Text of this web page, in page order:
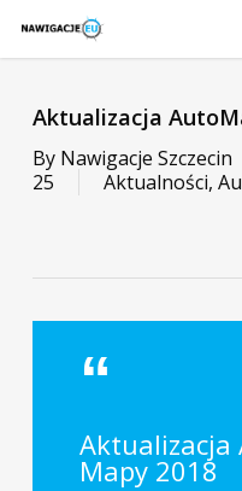
main
Aktualizacja
By Nawigacje Szczecin
25
Aktualności,
Aktualizacja
Mapy 2018